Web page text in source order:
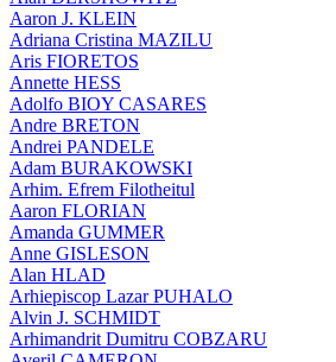
Aaron J. KLEIN
Adriana Cristina MAZILU
Aris FIORETOS
Annette HESS
Adolfo BIOY CASARES
Andre BRETON
Andrei PANDELE
Adam BURAKOWSKI
Arhim. Efrem Filotheitul
Aaron FLORIAN
Amanda GUMMER
Anne GISLESON
Alan HLAD
Arhiepiscop Lazar PUHALO
Alvin J. SCHMIDT
Arhimandrit Dumitru COBZARU